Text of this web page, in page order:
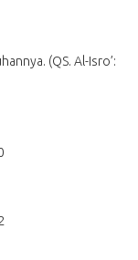
(QS. Al-Isro’: